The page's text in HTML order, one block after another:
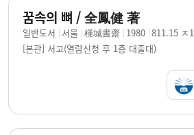
꿈속의 뼈 / 全鳳健 著
일반도서 서울 槿城書齋 1980 811.15 ㅈ
[본관] 서고(열람신청 후 1층 대출대)